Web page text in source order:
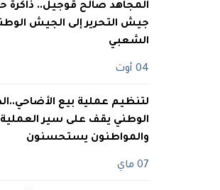
المجاهد صالح قوجيل.. ذاكرة
جيش التحرير إلى الجيش
الشعبي
04 أوت
لتنظيم عملية بيع
الوطني يقف على سير العملية
والمواطنون يستحسنون
07 ماي